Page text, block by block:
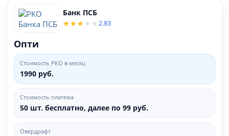
Банк ПСБ
2.83
Опти
Стоимость РКО в месяц
1990 руб.
Стоимость платежа
50 шт. бесплатно, далее по 99 руб.
Овердрафт